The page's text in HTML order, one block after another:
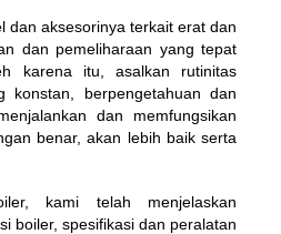
dan aksesorinya terkait erat dan
dan pemeliharaan yang tepat
karena itu, asalkan rutinitas
konstan, berpengetahuan dan
dan memfungsikan
benar, akan lebih baik serta
kami telah menjelaskan
boiler, spesifikasi dan peralatan